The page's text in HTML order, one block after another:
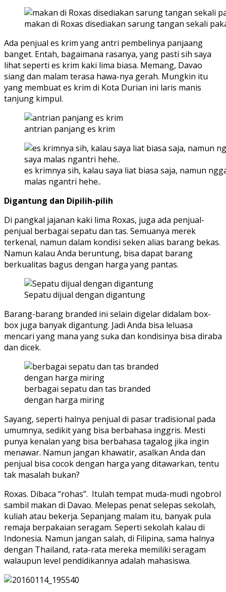
makan di Roxas disediakan sarung tangan sekali
Ada penjual es krim yang antri pembelinya panjaang
banget. Entah, bagaimana rasanya, yang pasti sih saya
lihat seperti es krim kaki lima biasa. Memang, Davao
siang dan malam terasa hawa-nya gerah. Mungkin itu
yang membuat es krim di Kota Durian ini laris manis
tanjung kimpul.
antrian panjang es krim
es krimnya sih, kalau saya liat biasa saja, namun
malas ngantri hehe..
Digantung dan Dipilih-pilih
Di pangkal jajanan kaki lima Roxas, juga ada penjual-
penjual berbagai sepatu dan tas. Semuanya merek
terkenal, namun dalam kondisi seken alias barang bekas.
Namun kalau Anda beruntung, bisa dapat barang
berkualitas bagus dengan harga yang pantas.
Sepatu dijual dengan digantung
Barang-barang branded ini selain digelar didalam box-
box juga banyak digantung. Jadi Anda bisa leluasa
mencari yang mana yang suka dan kondisinya bisa diraba
dan dicek.
berbagai sepatu dan tas branded
dengan harga miring
Sayang, seperti halnya penjual di pasar tradisional pada
umumnya, sedikit yang bisa berbahasa inggris. Mesti
punya kenalan yang bisa berbahasa tagalog jika ingin
menawar. Namun jangan khawatir, asalkan Anda dan
penjual bisa cocok dengan harga yang ditawarkan, tentu
tak masalah bukan?
Roxas. Dibaca “rohas”. Itulah tempat muda-mudi ngobrol
sambil makan di Davao. Melepas penat selepas sekolah,
kuliah atau bekerja. Sepanjang malam itu, banyak pula
remaja berpakaian seragam. Seperti sekolah kalau di
Indonesia. Namun jangan salah, di Filipina, sama halnya
dengan Thailand, rata-rata mereka memiliki seragam
walaupun level pendidikannya adalah mahasiswa.